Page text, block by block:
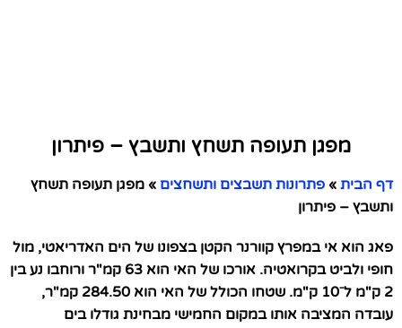
מפגן תעופה תשחץ ותשבץ – פיתרון
דף הבית » פתרונות תשבצים ותשחצים » מפגן תעופה תשחץ
ותשבץ – פיתרון
פאג הוא אי במפרץ קוורנר הקטן בצפונו של הים האדריאטי, מול
חופי ולביט בקרואטיה. אורכו של האי הוא 63 קמ"ר ורוחבו נע בין
2 ק"מ ל⁻10 ק"מ. שטחו הכולל של האי הוא 284.50 קמ"ר,
עובדה המציבה אותו במקום החמישי מבחינת גודלו בים